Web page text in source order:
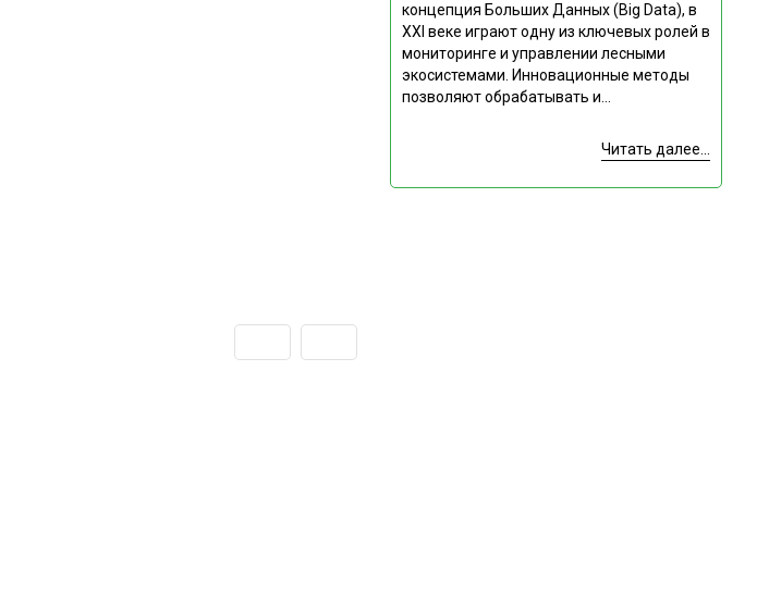
концепция Больших Данных (Big Data), в
XXI веке играют одну из ключевых ролей в
мониторинге и управлении лесными
экосистемами. Инновационные методы
позволяют обрабатывать и...
Читать далее...